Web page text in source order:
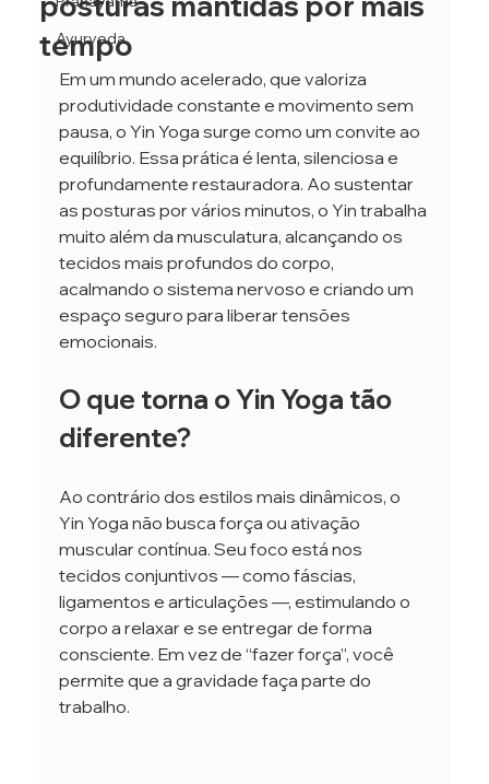
Ayurveda
tempo
Em um mundo acelerado, que valoriza
produtividade constante e movimento sem
pausa, o Yin Yoga surge como um convite ao
equilíbrio. Essa prática é lenta, silenciosa e
profundamente restauradora. Ao sustentar
as posturas por vários minutos, o Yin trabalha
muito além da musculatura, alcançando os
tecidos mais profundos do corpo,
acalmando o sistema nervoso e criando um
espaço seguro para liberar tensões
emocionais.
O que torna o Yin Yoga tão
diferente?
Ao contrário dos estilos mais dinâmicos, o
Yin Yoga não busca força ou ativação
muscular contínua. Seu foco está nos
tecidos conjuntivos — como fáscias,
ligamentos e articulações —, estimulando o
corpo a relaxar e se entregar de forma
consciente. Em vez de “fazer força”, você
permite que a gravidade faça parte do
trabalho.